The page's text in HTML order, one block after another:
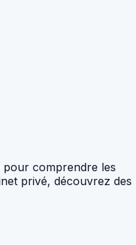
pour comprendre les
privé, découvrez des